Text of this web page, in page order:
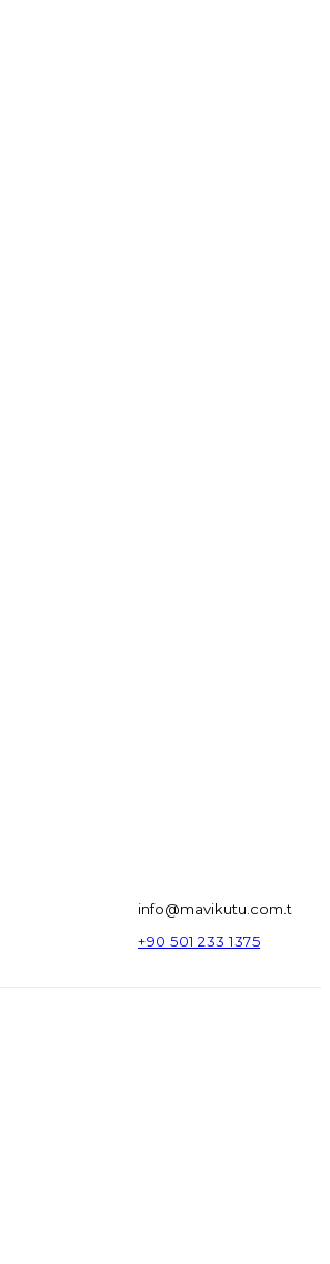
info@mavikutu.com.t
+90 501 233 1375